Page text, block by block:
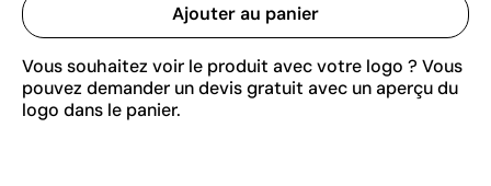
Ajouter au panier
Vous souhaitez voir le produit avec votre logo ? Vous
pouvez demander un devis gratuit avec un aperçu du
logo dans le panier.